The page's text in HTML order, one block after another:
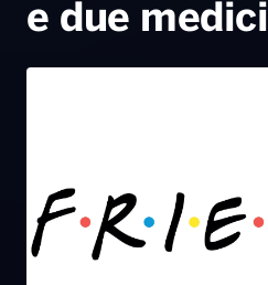
e due medici